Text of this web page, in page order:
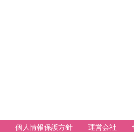
個人情報保護方針 運営会社